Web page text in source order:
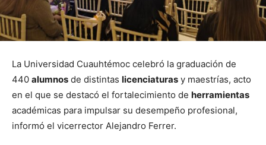
La Universidad Cuauhtémoc celebró la graduación de
440 alumnos de distintas licenciaturas y maestrías, acto
en el que se destacó el fortalecimiento de herramientas
académicas para impulsar su desempeño profesional,
informó el vicerrector Alejandro Ferrer.